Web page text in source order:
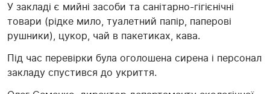
У закладі є мийні засоби та санітарно-гігієнічні
товари (рідке мило, туалетний папір, паперові
рушники), цукор, чай в пакетиках, кава.
Під час перевірки була оголошена сирена і персонал
закладу спустився до укриття.